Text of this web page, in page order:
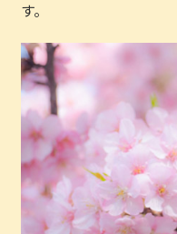
す。